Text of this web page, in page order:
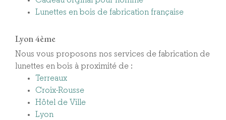
Lunettes en bois de fabrication française
Lyon 4ème
Nous vous proposons nos services de fabrication de
lunettes en bois à proximité de :
Terreaux
Croix-Rousse
Hôtel de Ville
Lyon